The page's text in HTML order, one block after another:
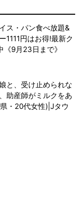
ス・パン食べ放題&
1111円はお得!最新ク
9月23日まで》
と、受け止められな
助産師がミルクをあ
・20代女性)|Jタウ